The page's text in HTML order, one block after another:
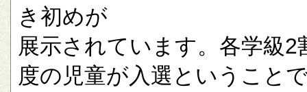
き初めが
展示されています。各学級2
度の児童が入選ということ